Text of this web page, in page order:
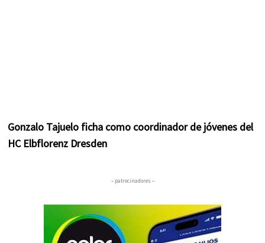
Gonzalo Tajuelo ficha como coordinador de jóvenes del
HC Elbflorenz Dresden
– patrocinadores –